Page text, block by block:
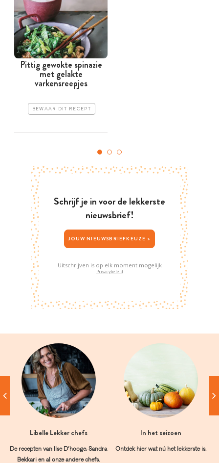
Pittig gewokte spinazie
met gelakte
varkensreepjes
BEWAAR DIT RECEPT
Schrijf je in voor de lekkerste
nieuwsbrief!
JOUW NIEUWSBRIEFKEUZE >
Uitschrijven is op elk moment mogelijk
Privacybeleid
Libelle Lekker chefs
De recepten van Ilse D’hooge, Sandra
Bekkari en al onze andere chefs.
In het seizoen
Ontdek hier wat nú het lekkerste is.